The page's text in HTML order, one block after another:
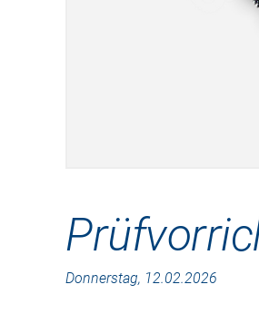
Donnerstag, 12.02.2026